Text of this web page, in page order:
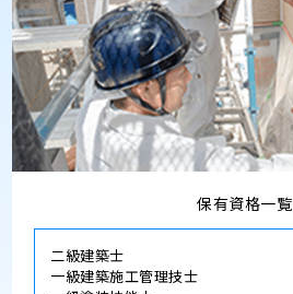
保有資格一覧
二級建築士
一級建築施工管理技士